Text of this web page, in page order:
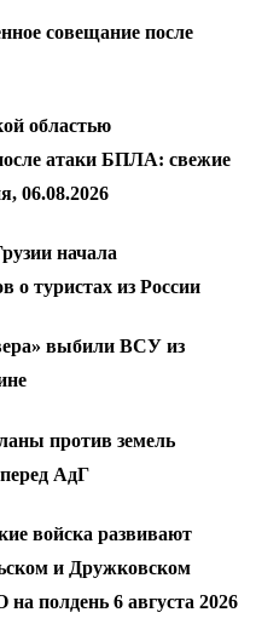
совещание после
областью
атаки БПЛА: свежие
06.08.2026
начала
о туристах из России
выбили ВСУ из
против земель
АдГ
войска развивают
и Дружковском
полдень 6 августа 2026